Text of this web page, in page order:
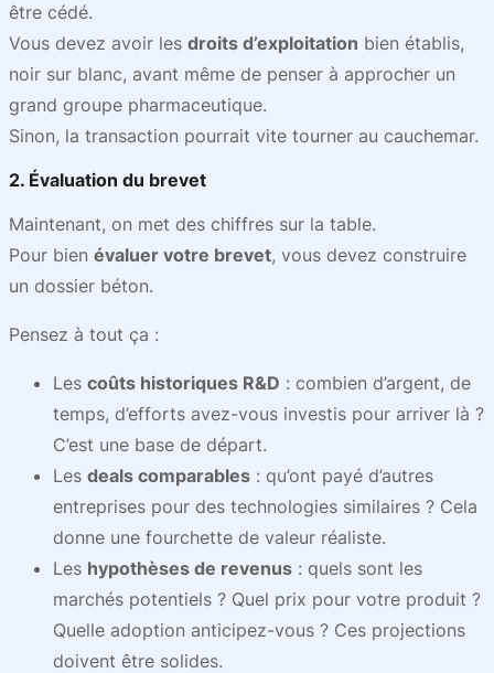
être cédé.
Vous devez avoir les droits d’exploitation bien établis,
noir sur blanc, avant même de penser à approcher un
grand groupe pharmaceutique.
Sinon, la transaction pourrait vite tourner au cauchemar.
2. Évaluation du brevet
Maintenant, on met des chiffres sur la table.
Pour bien évaluer votre brevet, vous devez construire
un dossier béton.
Pensez à tout ça :
Les coûts historiques R&D : combien d’argent, de
temps, d’efforts avez-vous investis pour arriver là ?
C’est une base de départ.
Les deals comparables : qu’ont payé d’autres
entreprises pour des technologies similaires ? Cela
donne une fourchette de valeur réaliste.
Les hypothèses de revenus : quels sont les
marchés potentiels ? Quel prix pour votre produit ?
Quelle adoption anticipez-vous ? Ces projections
doivent être solides.